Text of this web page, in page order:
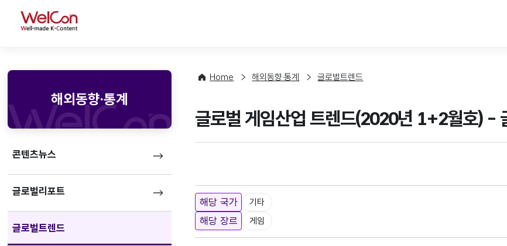
WelCon
해외동향·통계
콘텐츠뉴스
글로벌리포트
글로벌트렌드
Home 해외동향·통계 글로벌트렌드
글로벌 게임산업 트렌드(2020년 1+2월호) -
해당 국가 기타
해당 장르 게임